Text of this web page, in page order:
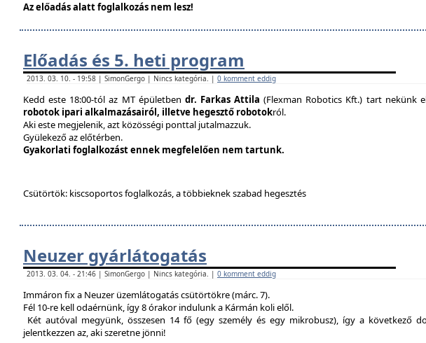
Az előadás alatt foglalkozás nem lesz!
Előadás és 5. heti program
2013. 03. 10. - 19:58 | SimonGergo | Nincs kategória. | 0 komment eddig
Kedd este 18:00-tól az MT épületben dr. Farkas Attila(Flexman Robotics Kft.) tart nekünk
robotok ipari alkalmazásairól, illetve hegesztő robotokról.
Aki este megjelenik, azt közösségi ponttal jutalmazzuk.
Gyülekező az előtérben.
Gyakorlati foglalkozást ennek megfelelően nem tartunk.
Csütörtök: kiscsoportos foglalkozás, a többieknek szabad hegesztés
Neuzer gyárlátogatás
2013. 03. 04. - 21:46 | SimonGergo | Nincs kategória. | 0 komment eddig
Immáron fix a Neuzer üzemlátogatás csütörtökre (márc. 7).
Fél 10-re kell odaérnünk, így 8 órakor indulunk a Kármán koli elől.
Két autóval megyünk, összesen 14 fő (egy személy és egy mikrobusz), így a következő
jelentkezzen az, aki szeretne jönni!